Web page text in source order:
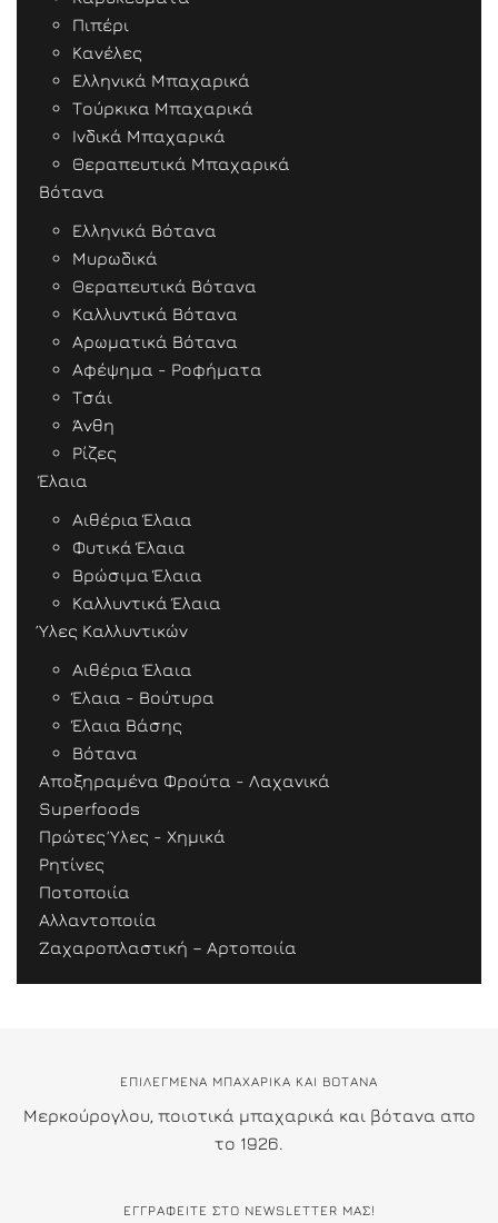
Πιπέρι
Κανέλες
Ελληνικά Μπαχαρικά
Τούρκικα Μπαχαρικά
Ινδικά Μπαχαρικά
Θεραπευτικά Μπαχαρικά
Βότανα
Ελληνικά Βότανα
Μυρωδικά
Θεραπευτικά Βότανα
Καλλυντικά Βότανα
Αρωματικά Βότανα
Αφέψημα - Ροφήματα
Τσάι
Άνθη
Ρίζες
Έλαια
Αιθέρια Έλαια
Φυτικά Έλαια
Βρώσιμα Έλαια
Καλλυντικά Έλαια
Ύλες Καλλυντικών
Αιθέρια Έλαια
Έλαια - Βούτυρα
Έλαια Βάσης
Βότανα
Αποξηραμένα Φρούτα - Λαχανικά
Superfoods
Πρώτες Ύλες - Χημικά
Ρητίνες
Ποτοποιία
Αλλαντοποιία
Ζαχαροπλαστική – Αρτοποιία
ΕΠΙΛΕΓΜΕΝΑ ΜΠΑΧΑΡΙΚΑ ΚΑΙ ΒΟΤΑΝΑ
Μερκούρογλου, ποιοτικά μπαχαρικά και βότανα απο
το 1926.
ΕΓΓΡΑΦΕΊΤΕ ΣΤΟ NEWSLETTER ΜΑΣ!